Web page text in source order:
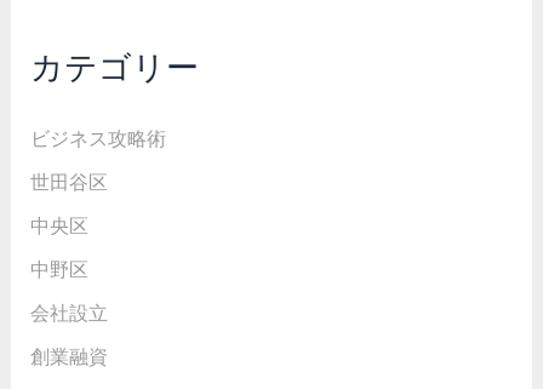
カテゴリー
ビジネス攻略術
世田谷区
中央区
中野区
会社設立
創業融資